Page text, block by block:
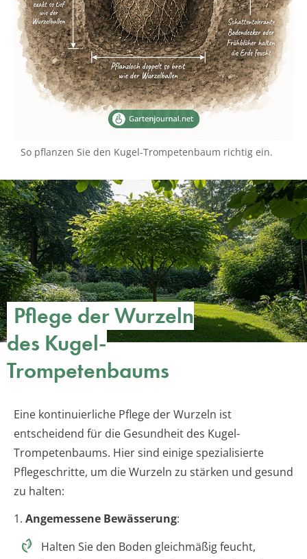
So pflanzen Sie den Kugel-Trompetenbaum richtig ein.
Pflege der Wurzeln
des Kugel-
Trompetenbaums
Eine kontinuierliche Pflege der Wurzeln ist
entscheidend für die Gesundheit des Kugel-
Trompetenbaums. Hier sind einige spezialisierte
Pflegeschritte, um die Wurzeln zu stärken und gesund
zu halten:
1. Angemessene Bewässerung:
Halten Sie den Boden gleichmäßig feucht,